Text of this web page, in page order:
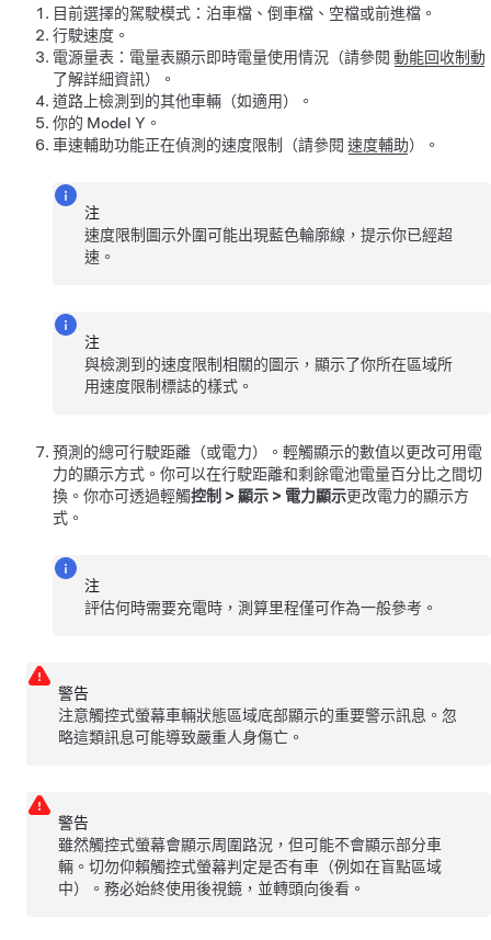
目前選擇的駕駛模式：泊車檔、倒車檔、空檔或前進檔。
行駛速度。
電源量表：電量表顯示即時電量使用情況（請參閱 動能回收制動
了解詳細資訊）。
道路上檢測到的其他車輛（如適用）。
你的 Model Y 。
車速輔助功能正在偵測的速度限制（請參閱 速度輔助）。
注
速度限制圖示外圍可能出現藍色輪廓線，提示你已經超
速。
注
與檢測到的速度限制相關的圖示，顯示了你所在區域所
用速度限制標誌的樣式。
預測的總可行駛距離（或電力）。輕觸顯示的數值以更改可用電
力的顯示方式。你可以在行駛距離和剩餘電池電量百分比之間切
換。你亦可透過輕觸控制 > 顯示 > 電力顯示更改電力的顯示方
式。
注
評估何時需要充電時，測算里程僅可作為一般參考。
警告
注意觸控式螢幕車輛狀態區域底部顯示的重要警示訊息。忽
略這類訊息可能導致嚴重人身傷亡。
警告
雖然觸控式螢幕會顯示周圍路況，但可能不會顯示部分車
輛。切勿仰賴觸控式螢幕判定是否有車（例如在盲點區域
中）。務必始終使用後視鏡，並轉頭向後看。